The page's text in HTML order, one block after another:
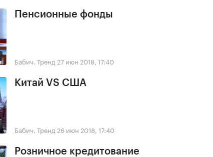
Пенсионные фонды
Бабич. Тренд 27 июн 2018, 17:40
Китай VS США
Бабич. Тренд 26 июн 2018, 17:40
Розничное кредитование